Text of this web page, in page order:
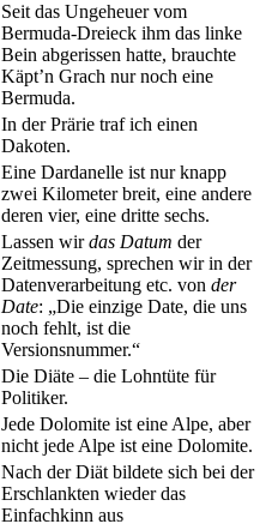
Seit das Ungeheuer vom
Bermuda-Dreieck ihm das linke
Bein abgerissen hatte, brauchte
Käpt’n Grach nur noch eine
Bermuda.
In der Prärie traf ich einen
Dakoten.
Eine Dardanelle ist nur knapp
zwei Kilometer breit, eine andere
deren vier, eine dritte sechs.
Lassen wirdas Datum der
Zeitmessung, sprechen wir in der
Datenverarbeitung etc. von der
Date: „Die einzige Date, die uns
noch fehlt, ist die
Versionsnummer.“
Die Diäte – die Lohntüte für
Politiker.
Jede Dolomite ist eine Alpe, aber
nicht jede Alpe ist eine Dolomite.
Nach der Diät bildete sich bei der
Erschlankten wieder das
Einfachkinn aus